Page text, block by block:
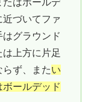
たはボールデ
近づいてファ
グラウンド
は上方に片足
ず、またい
ールデッド